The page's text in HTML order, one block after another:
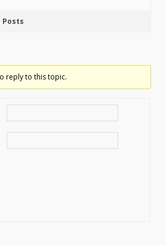
Posts
reply to this topic.